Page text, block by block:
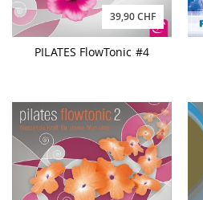
39,90 CHF
PILATES FlowTonic #4